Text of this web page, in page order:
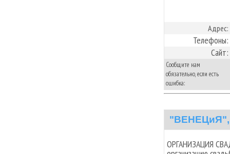
Адрес:
Телефоны:
Сайт:
Сообщите нам
обязательно, если есть
ошибка:
"ВЕНЕЦиЯ",
ОРГАНИЗАЦИЯ